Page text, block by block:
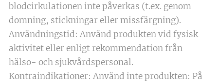
blodcirkulationen inte påverkas (t.ex. genom
domning, stickningar eller missfärgning).
Användningstid: Använd produkten vid fysisk
aktivitet eller enligt rekommendation från
hälso- och sjukvårdspersonal.
Kontraindikationer: Använd inte produkten: På